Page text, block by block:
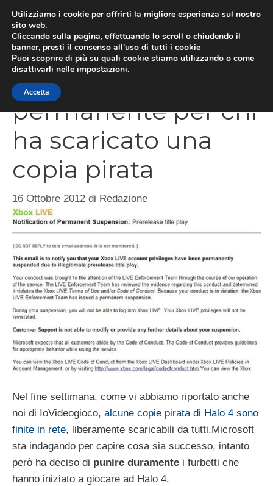
contenuto
Halo 4, ban
permanente per chi
ha scaricato una
copia pirata
16 Ottobre 2012 di Redazione
Nel fine settimana, come vi abbiamo riportato anche
noi di IoVideogioco, alcune copie pirata di Halo 4 sono
finite in rete, liberamente scaricabili da tutti.Microsoft
sta indagando per capire cosa sia successo, intanto
però ha deciso di punire duramente i furbetti che
hanno iniziato a giocare ad Halo 4.
Utilizziamo i cookie per offrirti la migliore esperienza sul nostro
sito web.
Cliccando sulla pagina, effettuando lo scroll o chiudendo il
banner, presti il consenso all’uso di tutti i cookie
Puoi scoprire di più su quali cookie stiamo utilizzando o come
disattivarli nelle impostazioni.
Accetta